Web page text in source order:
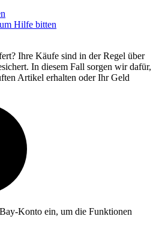
Hilfe bitten
Ihre Käufe sind in der Regel über
In diesem Fall sorgen wir dafür,
Artikel erhalten oder Ihr Geld
Konto ein, um die Funktionen